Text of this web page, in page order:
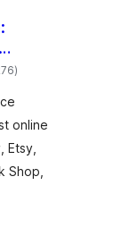
कुल
रेटिङ्गहरू
)
online
Etsy,
Shop,